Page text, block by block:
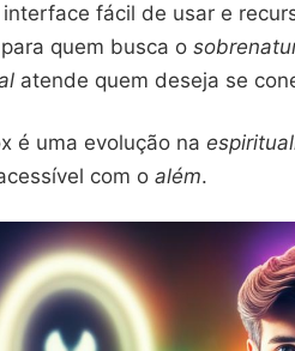
interface fácil de usar e
quem busca o
atende quem deseja se
é uma evolução na
com o além.